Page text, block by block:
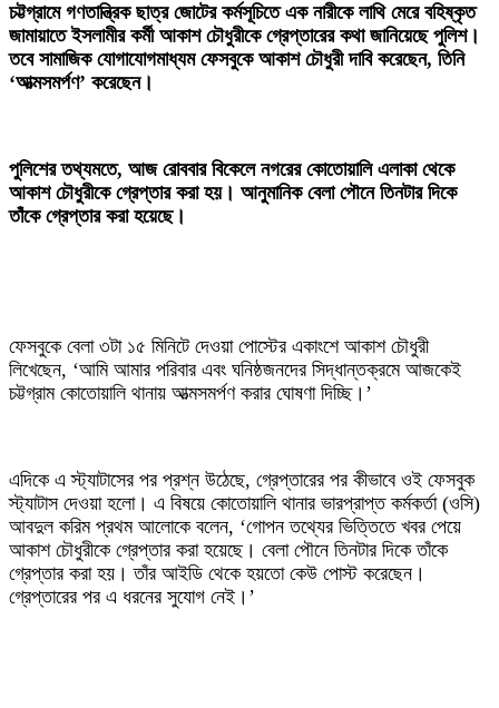
‎চট্টগ্রামে গণতান্ত্রিক ছাত্র জোটের কর্মসূচিতে এক নারীকে লাথি মেরে বহিষ্কৃত
জামায়াতে ইসলামীর কর্মী আকাশ চৌধুরীকে গ্রেপ্তারের কথা জানিয়েছে পুলিশ।
তবে সামাজিক যোগাযোগমাধ্যম ফেসবুকে আকাশ চৌধুরী দাবি করেছেন, তিনি
‘আত্মসমর্পণ’ করেছেন।
‎পুলিশের তথ্যমতে, আজ রোববার বিকেলে নগরের কোতোয়ালি এলাকা থেকে
আকাশ চৌধুরীকে গ্রেপ্তার করা হয়। আনুমানিক বেলা পৌনে তিনটার দিকে
তাঁকে গ্রেপ্তার করা হয়েছে।
‎ফেসবুকে বেলা ৩টা ১৫ মিনিটে দেওয়া পোস্টের একাংশে আকাশ চৌধুরী
লিখেছেন, ‘আমি আমার পরিবার এবং ঘনিষ্ঠজনদের সিদ্ধান্তক্রমে আজকেই
চট্টগ্রাম কোতোয়ালি থানায় আত্মসমর্পণ করার ঘোষণা দিচ্ছি।’
‎এদিকে এ স্ট্যাটাসের পর প্রশ্ন উঠেছে, গ্রেপ্তারের পর কীভাবে ওই ফেসবুক
স্ট্যাটাস দেওয়া হলো। এ বিষয়ে কোতোয়ালি থানার ভারপ্রাপ্ত কর্মকর্তা (ওসি)
আবদুল করিম প্রথম আলোকে বলেন, ‘গোপন তথ্যের ভিত্তিতে খবর পেয়ে
আকাশ চৌধুরীকে গ্রেপ্তার করা হয়েছে। বেলা পৌনে তিনটার দিকে তাঁকে
গ্রেপ্তার করা হয়। তাঁর আইডি থেকে হয়তো কেউ পোস্ট করেছেন।
গ্রেপ্তারের পর এ ধরনের সুযোগ নেই।’